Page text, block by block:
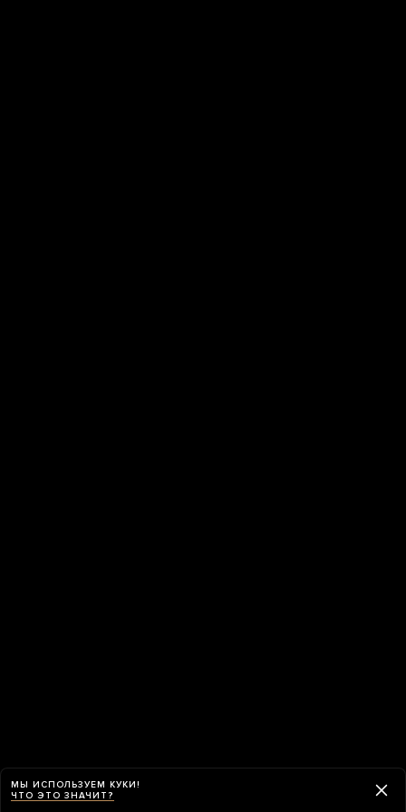
МЫ ИСПОЛЬЗУЕМ КУКИ!
ЧТО ЭТО ЗНАЧИТ?